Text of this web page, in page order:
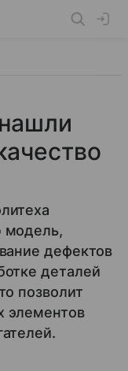
модель,
дефектов
деталей
позволит
элементов